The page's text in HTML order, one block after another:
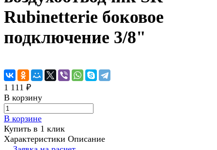
Rubinetterie боковое
подключение 3/8"
1 111 ₽
В корзину
В корзине
Купить в 1 клик
Характеристики Описание